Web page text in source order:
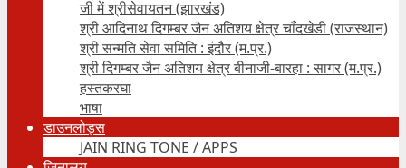
जी में श्रीसेवायतन (झारखंड)
श्री आदिनाथ दिगम्बर जैन अतिशय क्षेत्र चाँदखेडी (राजस्थान)
श्री सन्मति सेवा समिति : इंदौर (म.प्र.)
श्री दिगम्बर जैन अतिशय क्षेत्र बीनाजी-बारहा : सागर (म.प्र.)
हस्तकरघा
भाषा
डाउनलोड्स
JAIN RING TONE / APPS